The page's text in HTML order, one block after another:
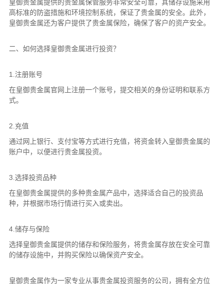
皇御贵金属提供的贵金属保管服务非常安全可靠，其储存设施采用
高标准的防盗措施和环境控制系统，保证了贵金属的安全。此外，
皇御贵金属还为客户提供了贵金属保险，确保了客户的资产安全。
二、如何选择皇御贵金属进行投资？
1.注册账号
在皇御贵金属官网上注册一个账号，提交相关的身份证明和联系方
式。
2.充值
通过网上银行、支付宝等方式进行充值，将资金转入皇御贵金属的
账户中，以便进行贵金属投资。
3.选择投资品种
在皇御贵金属提供的多种贵金属产品中，选择适合自己的投资品
种，并根据市场行情进行买入或卖出。
4.储存与保险
选择皇御贵金属提供的储存和保险服务，将贵金属存放在安全可靠
的储存设施中，并购买保险以确保资产安全。
皇御贵金属作为一家专业从事贵金属投资服务的公司，拥有全方位